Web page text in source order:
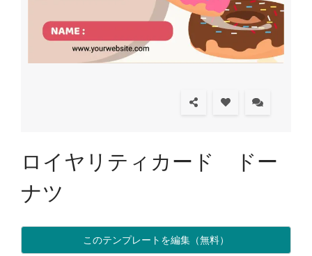
ロイヤリティカード ドー
ナツ
このテンプレートを編集（無料）